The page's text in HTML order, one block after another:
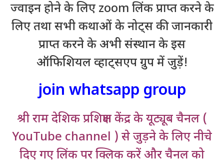
ज्वाइन होने के लिए zoom लिंक प्राप्त करने के
लिए तथा सभी कथाओं के नोट्स की जानकारी
प्राप्त करने के अभी संस्थान के इस
ऑफिशियल व्हाट्सएप ग्रुप में जुड़ें!
join whatsapp group
श्री राम देशिक प्रशिक्षण केंद्र के यूट्यूब चैनल (
YouTube channel ) से जुड़ने के लिए नीचे
दिए गए लिंक पर क्लिक करें और चैनल को